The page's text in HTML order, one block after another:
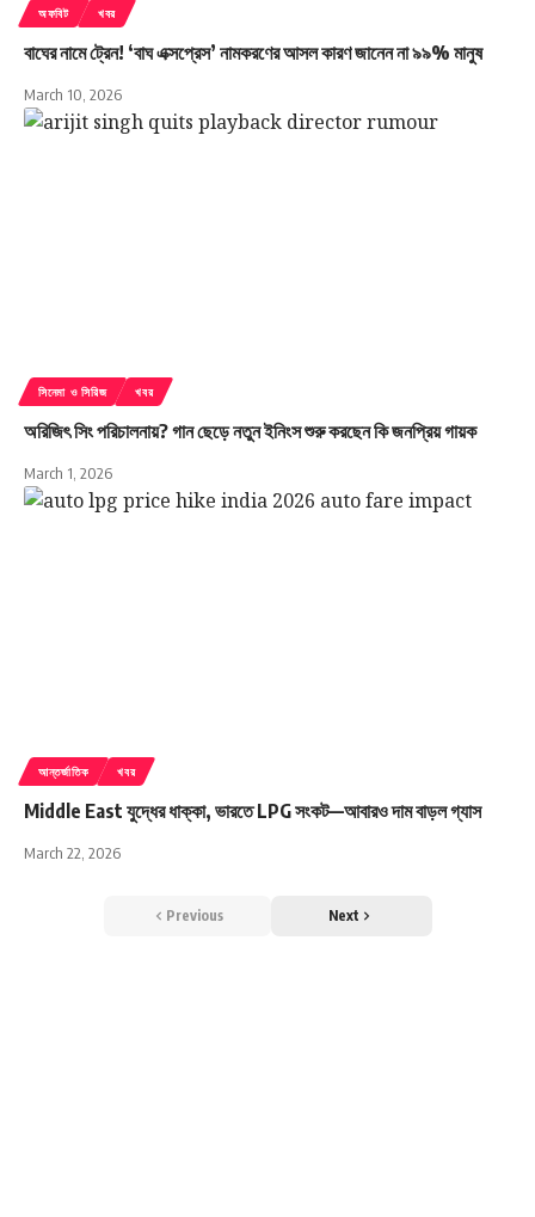
অফবিট খবর
বাঘের নামে ট্রেন! ‘বাঘ এক্সপ্রেস’ নামকরণের আসল কারণ জানেন না ৯৯% মানুষ
March 10, 2026
সিনেমা ও সিরিজ খবর
অরিজিৎ সিং পরিচালনায়? গান ছেড়ে নতুন ইনিংস শুরু করছেন কি জনপ্রিয় গায়ক
March 1, 2026
আন্তর্জাতিক খবর
Middle East যুদ্ধের ধাক্কা, ভারতে LPG সংকট—আবারও দাম বাড়ল গ্যাস
March 22, 2026
Previous Next